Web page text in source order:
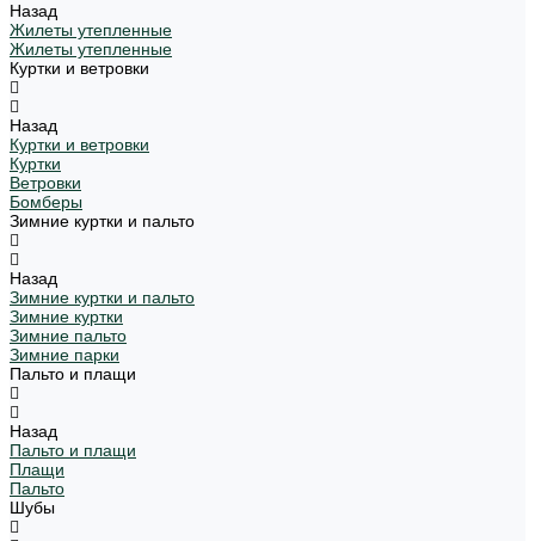
Назад
Жилеты утепленные
Жилеты утепленные
Куртки и ветровки
Назад
Куртки и ветровки
Куртки
Ветровки
Бомберы
Зимние куртки и пальто
Назад
Зимние куртки и пальто
Зимние куртки
Зимние пальто
Зимние парки
Пальто и плащи
Назад
Пальто и плащи
Плащи
Пальто
Шубы